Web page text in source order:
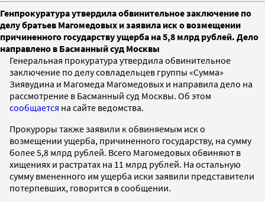
Генпрокуратура утвердила обвинительное заключение по
делу братьев Магомедовых и заявила иск о возмещении
причиненного государству ущерба на 5,8 млрд рублей. Дело
направлено в Басманный суд Москвы
Генеральная прокуратура утвердила обвинительное
заключение по делу совладельцев группы «Сумма»
Зиявудина и Магомеда Магомедовых и направила дело на
рассмотрение в Басманный суд Москвы. Об этом
сообщается на сайте ведомства.
Прокуроры также заявили к обвиняемым иск о
возмещении ущерба, причиненного государству, на сумму
более 5,8 млрд рублей. Всего Магомедовых обвиняют в
хищениях и растратах на 11 млрд рублей. На остальную
сумму вмененного им ущерба иски заявили представители
потерпевших, говорится в сообщении.